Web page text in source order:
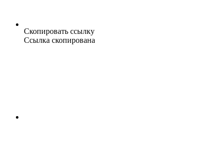
Скопировать ссылку
Ссылка скопирована